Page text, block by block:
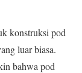
konstruksi pod
luar biasa.
bahwa pod